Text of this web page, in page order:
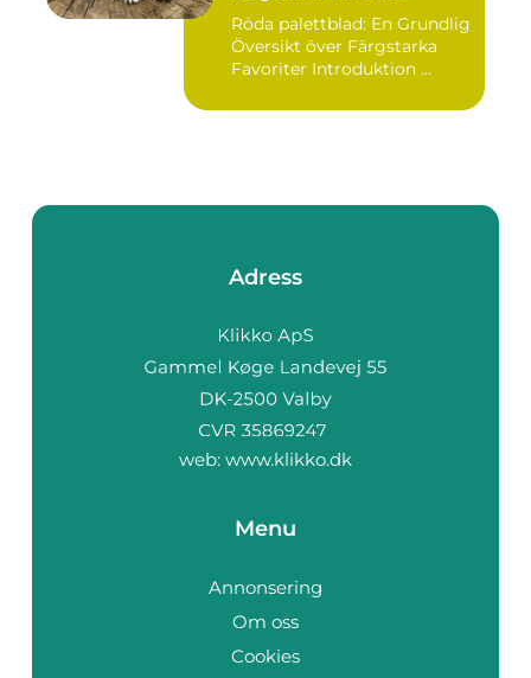
Röda palettblad: En Grundlig
Översikt över Färgstarka
Favoriter Introduktion ...
Adress
web: www.klikko.dk
Menu
Annonsering
Om oss
Cookies